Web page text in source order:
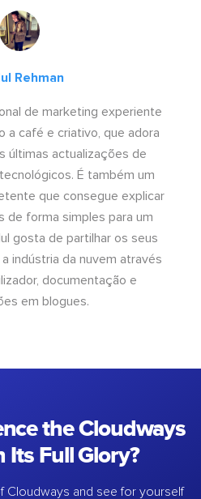
Rehman
de marketing experiente
a café e criativo, que adora
últimas actualizações de
É também um
que consegue explicar
de forma simples para um
gosta de partilhar os seus
indústria da nuvem através
documentação e
em blogues.
the Cloudways
Its Full Glory?
Cloudways and see for yourself